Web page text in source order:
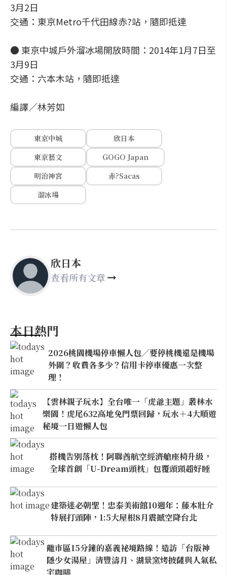
3月2日
交通：東京Metro千代田線赤?站，隨即抵達
● 東京中城戶外溜冰場開放時間：2014年1月7日至
3月9日
交通：六本木站，隨即抵達
編譯／林芳如
東京中城
欣日本
東京藝文
GOGO Japan
明治神宮
赤?Sacas
溜冰場
欣日本
查看所有文章
本日熱門
2026桃園機場停車懶人包／要停桃機還是機場
外圍？收費各多少？信用卡停車優惠一次整
理！
【雲林親子玩水】全台唯一「虎爺主題」叢林水
樂園！虎尾632高地免門票回歸，玩水＋4大順遊
秘境一日遊懶人包
搭機告別落枕！阿聯酋航空經濟艙座椅升級，
全球首創「U-Dream頭枕」包覆頭頸超好睡
建築迷必朝聖！忠泰美術館10週年：藤本壯介
特展打頭陣，1:5大屋根8月震撼空降台北
離市區15分鐘的嘉義祕境路線！造訪「台版神
隱少女湯屋」清豐濤月、湖景窯烤披薩與人氣私
宅咖啡